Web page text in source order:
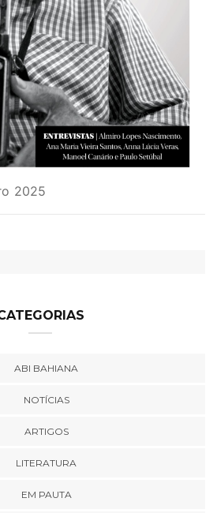
2025
ABI BAHIANA
NOTÍCIAS
ARTIGOS
LITERATURA
EM PAUTA